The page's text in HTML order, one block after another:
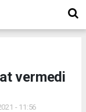
vermedi
- 11:56